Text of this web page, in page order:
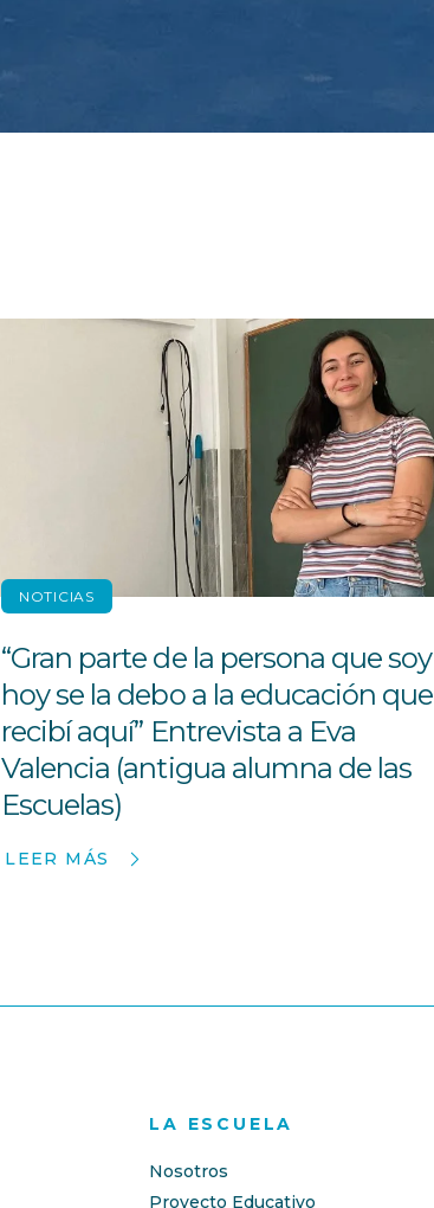
NOTICIAS
“Gran parte de la persona que soy
hoy se la debo a la educación que
recibí aquí” Entrevista a Eva
Valencia (antigua alumna de las
Escuelas)
LEER MÁS
LA ESCUELA
Nosotros
Proyecto Educativo